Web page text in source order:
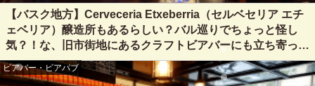
【バスク地方】Cerveceria Etxeberria（セルベセリア エチ
ェベリア）醸造所もあるらしい？バル巡りでちょっと怪し
気？！な、旧市街地にあるクラフトビアバーにも立ち寄って
みた@San Sebastian, Spain
ビアバー・ビアパブ